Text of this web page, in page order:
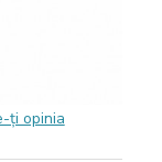
ţi opinia